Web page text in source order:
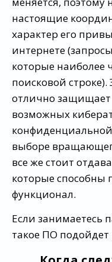
настоящие
характер его
интернете
которые наиболее
поисковой
отлично защищает
возможных
выборе
все же стоит
которые
функционал.
Если занимаетесь
такое ПО подойдет